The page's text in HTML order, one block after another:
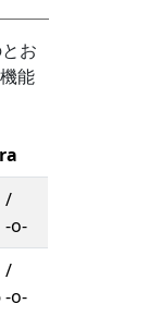
お
能
/
-o-
/
-o-